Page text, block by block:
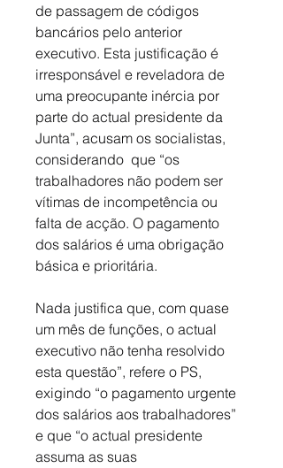
de passagem de códigos
bancários pelo anterior
executivo. Esta justificação é
irresponsável e reveladora de
uma preocupante inércia por
parte do actual presidente da
Junta”, acusam os socialistas,
considerando  que “os
trabalhadores não podem ser
vítimas de incompetência ou
falta de acção. O pagamento
dos salários é uma obrigação
básica e prioritária.
Nada justifica que, com quase
um mês de funções, o actual
executivo não tenha resolvido
esta questão”, refere o PS,
exigindo “o pagamento urgente
dos salários aos trabalhadores”
e que “o actual presidente
assuma as suas